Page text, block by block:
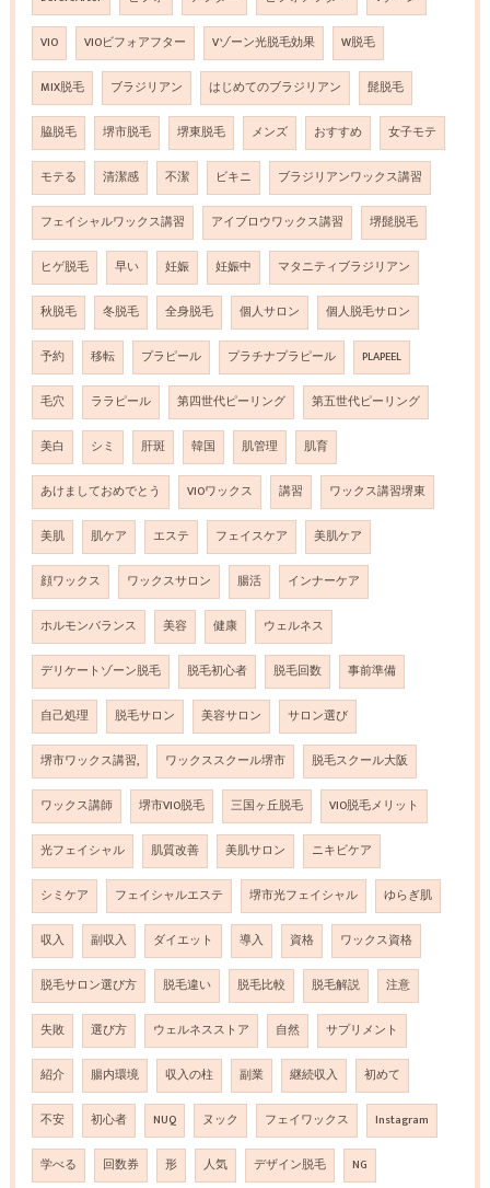
VIO VIOビフォアフター Vゾーン光脱毛効果 W脱毛
MIX脱毛 ブラジリアン はじめてのブラジリアン 髭脱毛
脇脱毛 堺市脱毛 堺東脱毛 メンズ おすすめ 女子モテ
モテる 清潔感 不潔 ビキニ ブラジリアンワックス講習
フェイシャルワックス講習 アイブロウワックス講習 堺髭脱毛
ヒゲ脱毛 早い 妊娠 妊娠中 マタニティブラジリアン
秋脱毛 冬脱毛 全身脱毛 個人サロン 個人脱毛サロン
予約 移転 プラピール プラチナプラピール PLAPEEL
毛穴 ララピール 第四世代ピーリング 第五世代ピーリング
美白 シミ 肝斑 韓国 肌管理 肌育
あけましておめでとう VIOワックス 講習 ワックス講習堺東
美肌 肌ケア エステ フェイスケア 美肌ケア
顔ワックス ワックスサロン 腸活 インナーケア
ホルモンバランス 美容 健康 ウェルネス
デリケートゾーン脱毛 脱毛初心者 脱毛回数 事前準備
自己処理 脱毛サロン 美容サロン サロン選び
堺市ワックス講習, ワックススクール堺市 脱毛スクール大阪
ワックス講師 堺市VIO脱毛 三国ヶ丘脱毛 VIO脱毛メリット
光フェイシャル 肌質改善 美肌サロン ニキビケア
シミケア フェイシャルエステ 堺市光フェイシャル ゆらぎ肌
収入 副収入 ダイエット 導入 資格 ワックス資格
脱毛サロン選び方 脱毛違い 脱毛比較 脱毛解説 注意
失敗 選び方 ウェルネスストア 自然 サプリメント
紹介 腸内環境 収入の柱 副業 継続収入 初めて
不安 初心者 NUQ ヌック フェイワックス Instagram
学べる 回数券 形 人気 デザイン脱毛 NG